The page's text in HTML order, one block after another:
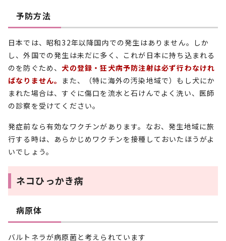
予防方法
日本では、昭和32年以降国内での発生はありません。しか
し、外国での発生は未だに多く、これが日本に持ち込まれる
のを防ぐため、 犬の登録・狂犬病予防注射は必ず行わなけれ
ばなりません。 また、（特に海外の汚染地域で）もし犬にか
まれた場合は、すぐに傷口を流水と石けんでよく洗い、医師
の診察を受けてください。
発症前なら有効なワクチンがあります。なお、発生地域に旅
行する時は、あらかじめワクチンを接種しておいたほうがよ
いでしょう。
ネコひっかき病
病原体
バルトネラが病原菌と考えられています